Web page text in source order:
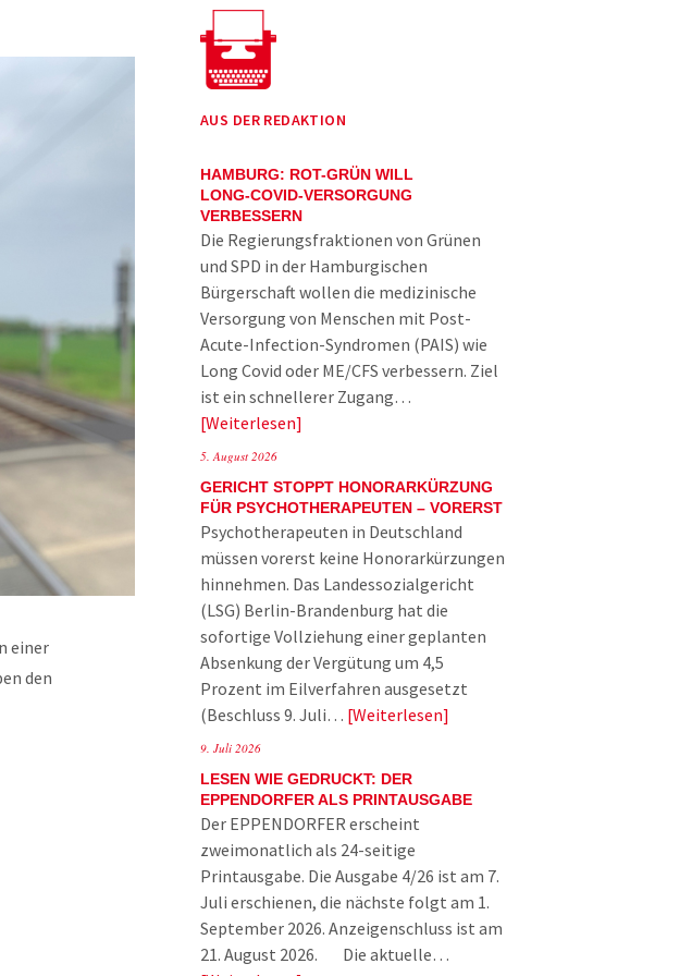
einer
den
AUS DER REDAKTION
HAMBURG: ROT-GRÜN WILL
LONG-COVID-VERSORGUNG
VERBESSERN
Die Regierungsfraktionen von Grünen
und SPD in der Hamburgischen
Bürgerschaft wollen die medizinische
Versorgung von Menschen mit Post-
Acute-Infection-Syndromen (PAIS) wie
Long Covid oder ME/CFS verbessern. Ziel
ist ein schnellerer Zugang…
Weiterlesen
5. August 2026
GERICHT STOPPT HONORARKÜRZUNG
FÜR PSYCHOTHERAPEUTEN – VORERST
Psychotherapeuten in Deutschland
müssen vorerst keine Honorarkürzungen
hinnehmen. Das Landessozialgericht
(LSG) Berlin-Brandenburg hat die
sofortige Vollziehung einer geplanten
Absenkung der Vergütung um 4,5
Prozent im Eilverfahren ausgesetzt
(Beschluss 9. Juli… Weiterlesen
9. Juli 2026
LESEN WIE GEDRUCKT: DER
EPPENDORFER ALS PRINTAUSGABE
Der EPPENDORFER erscheint
zweimonatlich als 24-seitige
Printausgabe. Die Ausgabe 4/26 ist am 7.
Juli erschienen, die nächste folgt am 1.
September 2026. Anzeigenschluss ist am
21. August 2026. Die aktuelle…